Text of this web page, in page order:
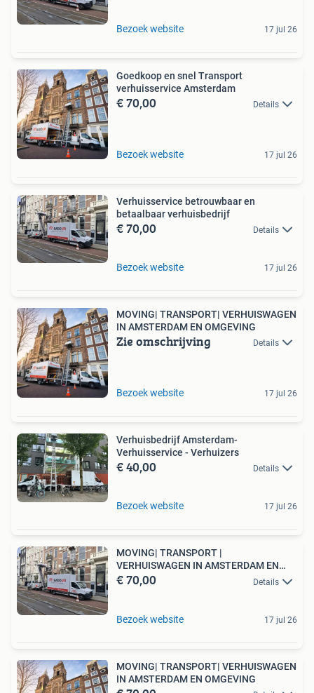
Bezoek website 17 jul 26
Goedkoop en snel Transport
verhuisservice Amsterdam
€ 70,00 Details
Bezoek website 17 jul 26
Verhuisservice betrouwbaar en
betaalbaar verhuisbedrijf
€ 70,00 Details
Bezoek website 17 jul 26
MOVING| TRANSPORT| VERHUISWAGEN
IN AMSTERDAM EN OMGEVING
Zie omschrijving Details
Bezoek website 17 jul 26
Verhuisbedrijf Amsterdam-
Verhuisservice - Verhuizers
€ 40,00 Details
Bezoek website 17 jul 26
MOVING| TRANSPORT |
VERHUISWAGEN IN AMSTERDAM EN
OMGEVING
€ 70,00 Details
Bezoek website 17 jul 26
MOVING| TRANSPORT| VERHUISWAGEN
IN AMSTERDAM EN OMGEVING